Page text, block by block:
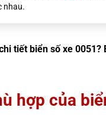
nhau.
tiết biển số xe 0051?
hợp của